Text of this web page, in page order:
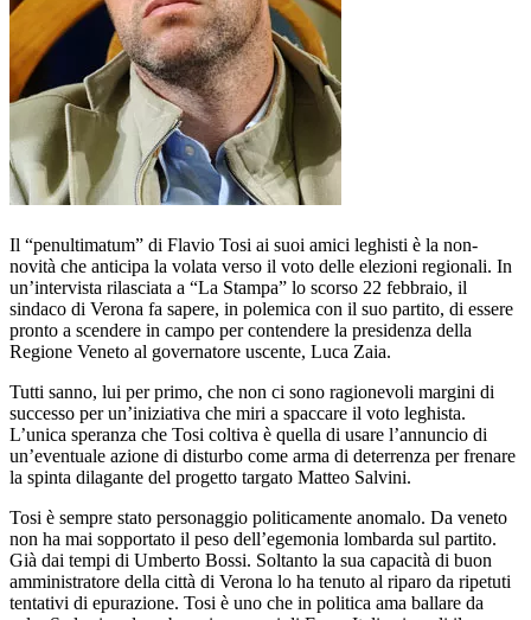
Il “penultimatum” di Flavio Tosi ai suoi amici leghisti è la non-
novità che anticipa la volata verso il voto delle elezioni regionali. In
un’intervista rilasciata a “La Stampa” lo scorso 22 febbraio, il
sindaco di Verona fa sapere, in polemica con il suo partito, di essere
pronto a scendere in campo per contendere la presidenza della
Regione Veneto al governatore uscente, Luca Zaia.
Tutti sanno, lui per primo, che non ci sono ragionevoli margini di
successo per un’iniziativa che miri a spaccare il voto leghista.
L’unica speranza che Tosi coltiva è quella di usare l’annuncio di
un’eventuale azione di disturbo come arma di deterrenza per frenare
la spinta dilagante del progetto targato Matteo Salvini.
Tosi è sempre stato personaggio politicamente anomalo. Da veneto
non ha mai sopportato il peso dell’egemonia lombarda sul partito.
Già dai tempi di Umberto Bossi. Soltanto la sua capacità di buon
amministratore della città di Verona lo ha tenuto al riparo da ripetuti
tentativi di epurazione. Tosi è uno che in politica ama ballare da